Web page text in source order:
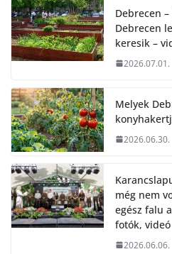
Debrecen
Debrecen
keresik –
2026.07.01.
Melyek
2026.06.30.
még nem
egész falu
fotók, videó
2026.06.06.